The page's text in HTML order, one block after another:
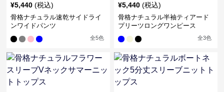
¥5,440 (税込)
骨格ナチュラル速乾サイドライ
ンワイドパンツ
全5色
¥5,440 (税込)
骨格ナチュラル半袖ティアード
プリーツロングワンピース
全3色